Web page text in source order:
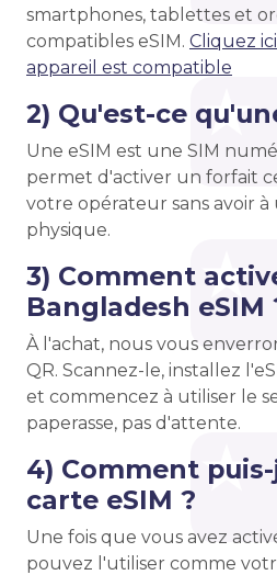
smartphones, tablettes et
compatibles eSIM. Cliquez
appareil est compatible
2) Qu'est-ce
Une eSIM est une SIM
permet d'activer un forfait
votre opérateur sans avoir
physique.
3) Comment
Bangladesh eSIM
À l'achat, nous vous
QR. Scannez-le, installez
et commencez à utiliser le
paperasse, pas d'attente.
4) Comment
carte eSIM ?
Une fois que vous avez
pouvez l'utiliser comme